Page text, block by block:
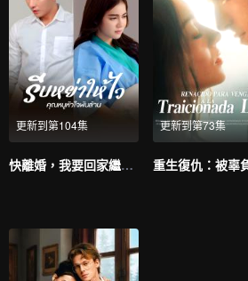
更新到第104集
快離婚，我要回家繼承億萬家產
更新到第73集